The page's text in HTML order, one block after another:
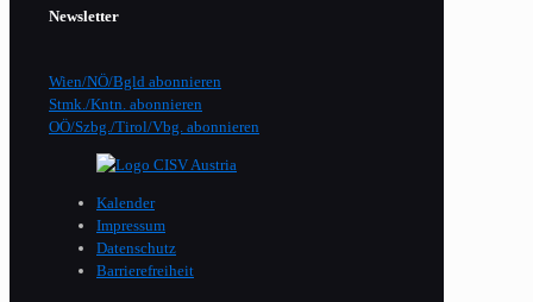
Newsletter
Wien/NÖ/Bgld abonnieren
Stmk./Kntn. abonnieren
OÖ/Szbg./Tirol/Vbg. abonnieren
Kalender
Impressum
Datenschutz
Barrierefreiheit